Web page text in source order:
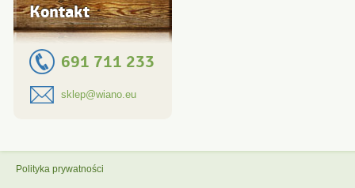
Kontakt
691 711 233
sklep@wiano.eu
Polityka prywatności